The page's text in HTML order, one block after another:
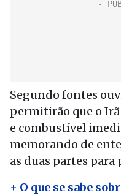
Segundo fontes
permitirão que o
e combustível
memorando de
as duas partes para
+ O que se sabe